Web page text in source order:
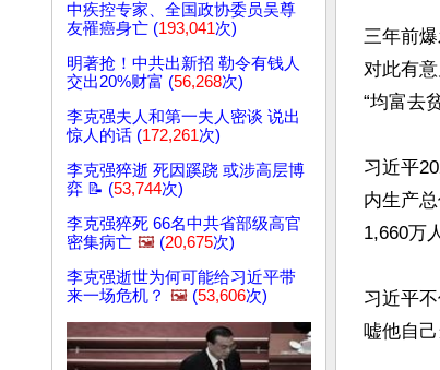
中疾控专家、全国政协委员吴尊
友罹癌身亡 (193,041次)
明著抢！中共出新招 勒令有钱人
交出20%财富 (56,268次)
李克强夫人和第一夫人密谈 说出
惊人的话 (172,261次)
李克强猝逝 死因蹊跷 或涉高层博
弈 📝 (53,744次)
李克强猝死 66名中共省部级高官
密集病亡 🖼️ (20,675次)
李克强逝世为何可能给习近平带
来一场危机？ 🖼️ (53,606次)
三年前
对此有
“均富去
习近平
内生产
1,660万
习近平
嘘他自